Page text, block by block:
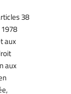
38
aux
aux